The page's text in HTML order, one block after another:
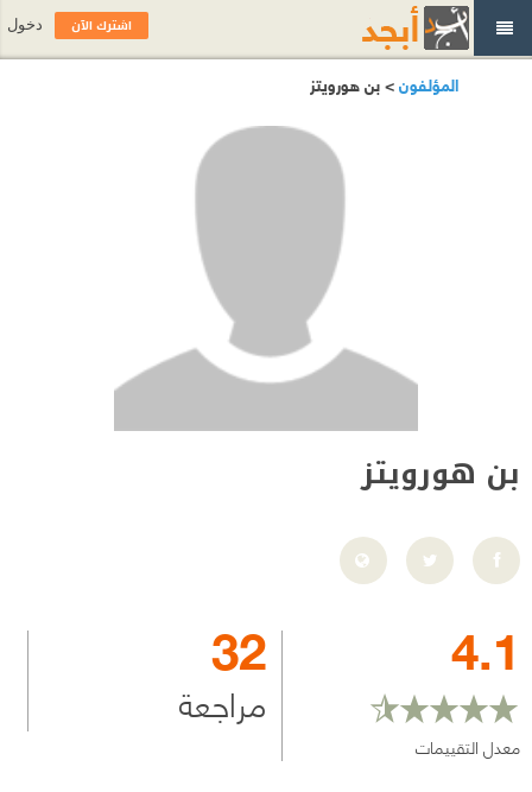
المؤلفون> بن هورويتز
بن هورويتز
4.1
معدل التقييمات
32
مراجعة
اشترك الآن دخول